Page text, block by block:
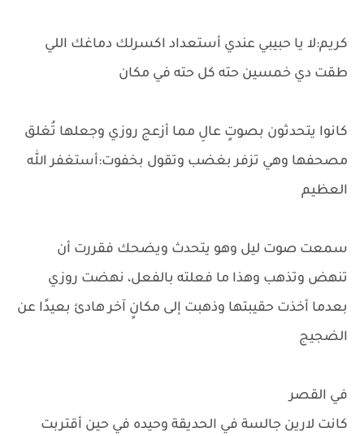
كريم:لا يا حبيبي عندي أستعداد اكسرلك دماغك اللي
طقت دي خمسين حته كل حته في مكان
كانوا يتحدثون بصوتٍ عالِ مما أزعج روزي وجعلها تُغلق
مصحفها وهي تزفر بغضب وتقول بخفوت:أستغفر الله
العظيم
سمعت صوت ليل وهو يتحدث ويضحك فقررت أن
تنهض وتذهب وهذا ما فعلته بالفعل، نهضت روزي
بعدما أخذت حقيبتها وذهبت إلى مكانٍ آخر هادئ بعيدًا عن
الضجيج
في القصر
كانت لارين جالسة في الحديقة وحيده في حين أقتربت